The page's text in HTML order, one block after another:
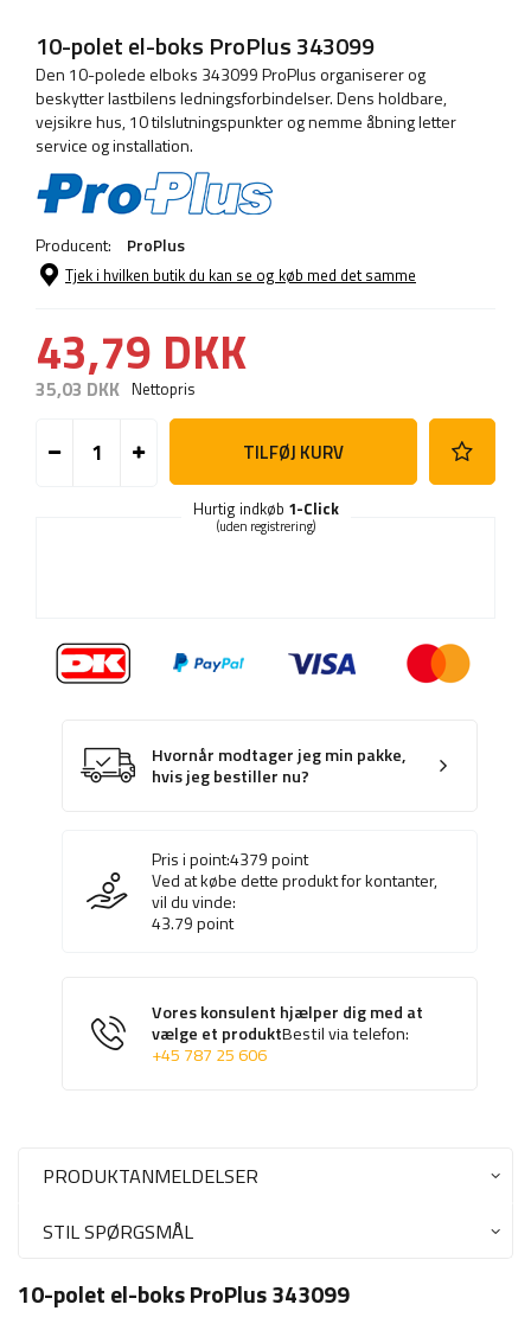
10-polet el-boks ProPlus 343099
Den 10-polede elboks 343099 ProPlus organiserer og
beskytter lastbilens ledningsforbindelser. Dens holdbare,
vejsikre hus, 10 tilslutningspunkter og nemme åbning letter
service og installation.
Producent: ProPlus
Tjek i hvilken butik du kan se og køb med det samme
43,79 DKK
35,03 DKK Nettopris
TILFØJ KURV
Hurtig indkøb 1-Click
(uden registrering)
Hvornår modtager jeg min pakke,
hvis jeg bestiller nu?
Pris i point:4379point
Ved at købe dette produkt for kontanter,
vil du vinde:
43.79point
Vores konsulent hjælper dig med at
vælge et produktBestil via telefon:
+45 787 25 606
PRODUKTANMELDELSER
STIL SPØRGSMÅL
10-polet el-boks ProPlus 343099